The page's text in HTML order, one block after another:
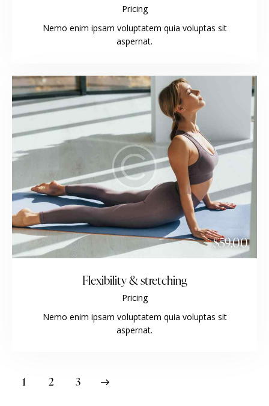
Pricing
Nemo enim ipsam voluptatem quia voluptas sit
aspernat.
$59.00
Flexibility & stretching
Pricing
Nemo enim ipsam voluptatem quia voluptas sit
aspernat.
1 2 3